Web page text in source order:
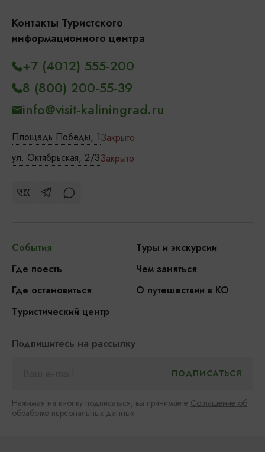
Контакты Туристского
информационного центра
Площадь Победы, 1Закрыто
ул. Октябрьская, 2/3Закрыто
+7 (4012) 555-200
8 (800) 200-55-39
info@visit-kaliningrad.ru
События
Туры и экскурсии
Где поесть
Чем заняться
Где остановиться
О путешествии в КО
Туристический центр
Подпишитесь на рассылку
Нажимая на кнопку подписаться, вы принимаете Соглашение об
обработке персональных данных